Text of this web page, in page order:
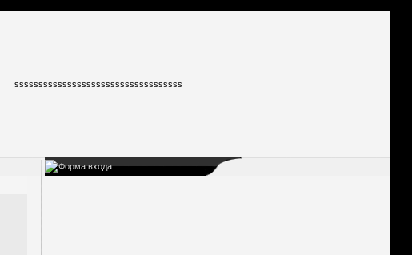
sssssssssssssssssssssssssssssssssss
Форма входа